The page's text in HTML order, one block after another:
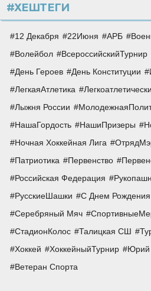
#ХЕШТЕГИ
12 Декабря 22Июня АРБ
Волейбол
ВсероссийскийТурнир
День Героев
День Конституции
ЛегкаяАтлетика
Лыжня России
НашаГордость
НашиПризеры
Ночная Хоккейная Лига
Патриотика
Первенство
Российская Федерация
РусскиеШашки
С Днем Рождения
Серебряный Мяч
СтадионКолос
Талицкая СШ
Хоккей
ХоккейныйТурнир
Юрий
Ветеран Спорта